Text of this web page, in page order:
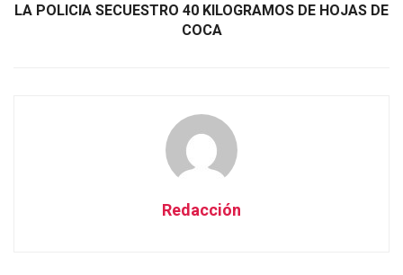
LA POLICIA SECUESTRO 40 KILOGRAMOS DE HOJAS DE
COCA
Redacción